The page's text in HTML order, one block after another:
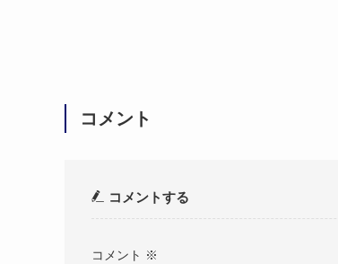
コメント
コメントする
コメント ※